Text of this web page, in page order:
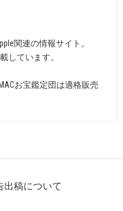
関連の情報サイト。
しています。
お宝鑑定団は適格販売
出稿について